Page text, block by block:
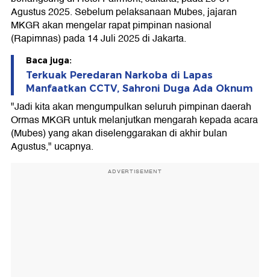
Agustus 2025. Sebelum pelaksanaan Mubes, jajaran
MKGR akan mengelar rapat pimpinan nasional
(Rapimnas) pada 14 Juli 2025 di Jakarta.
Baca juga:
Terkuak Peredaran Narkoba di Lapas
Manfaatkan CCTV, Sahroni Duga Ada Oknum
"Jadi kita akan mengumpulkan seluruh pimpinan daerah
Ormas MKGR untuk melanjutkan mengarah kepada acara
(Mubes) yang akan diselenggarakan di akhir bulan
Agustus," ucapnya.
ADVERTISEMENT